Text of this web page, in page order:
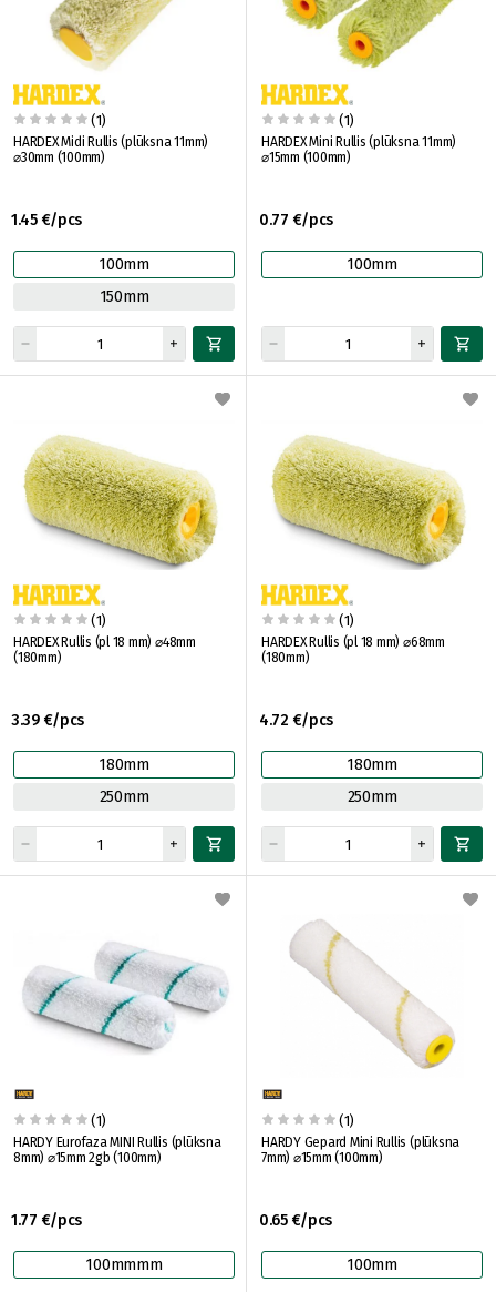
(1)
HARDEX Midi Rullis (plūksna 11mm)
⌀30mm (100mm)
1.45 €/pcs
100mm
150mm
(1)
HARDEX Mini Rullis (plūksna 11mm)
⌀15mm (100mm)
0.77 €/pcs
100mm
(1)
HARDEX Rullis (pl 18 mm) ⌀48mm
(180mm)
3.39 €/pcs
180mm
250mm
(1)
HARDEX Rullis (pl 18 mm) ⌀68mm
(180mm)
4.72 €/pcs
180mm
250mm
(1)
HARDY Eurofaza MINI Rullis (plūksna
8mm) ⌀15mm 2gb (100mm)
1.77 €/pcs
100mmmm
(1)
HARDY Gepard Mini Rullis (plūksna
7mm) ⌀15mm (100mm)
0.65 €/pcs
100mm